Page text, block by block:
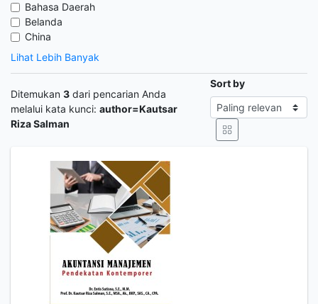
Bahasa Daerah
Belanda
China
Lihat Lebih Banyak
Ditemukan 3 dari pencarian Anda
melalui kata kunci: author=Kautsar
Riza Salman
Sort by